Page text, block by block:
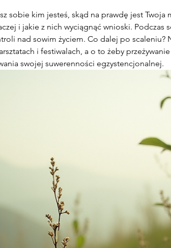
sobie kim jesteś, skąd na prawdę jest Twoja
i jakie z nich wyciągnąć wnioski. Podczas
nad sowim życiem. Co dalej po scaleniu?
i festiwalach, a o to żeby
swojej suwerenności egzystencjonalnej.